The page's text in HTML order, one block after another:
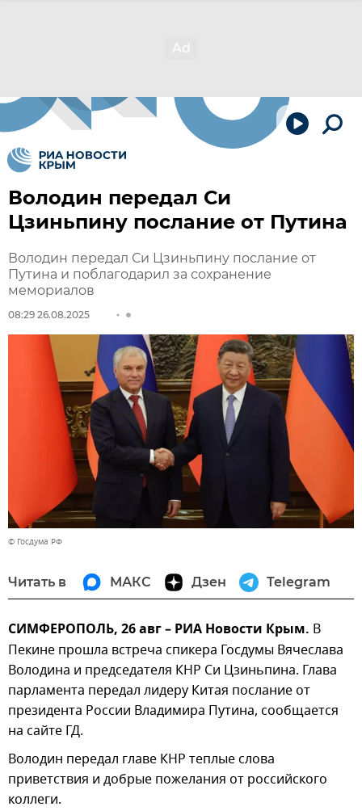
Володин передал Си
Цзиньпину послание от Путина
Володин передал Си Цзиньпину послание от
Путина и поблагодарил за сохранение
мемориалов
08:29 26.08.2025
© Госдума РФ
Читать в МАКС Дзен Telegram
СИМФЕРОПОЛЬ, 26 авг – РИА Новости Крым. В
Пекине прошла встреча спикера Госдумы Вячеслава
Володина и председателя КНР Си Цзиньпина. Глава
парламента передал лидеру Китая послание от
президента России Владимира Путина, сообщается
на сайте ГД.
Володин передал главе КНР теплые слова
приветствия и добрые пожелания от российского
коллеги.